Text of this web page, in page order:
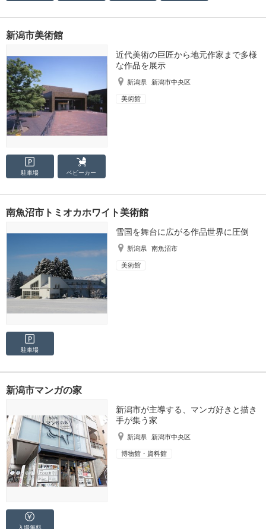
新潟市美術館
近代美術の巨匠から地元作家まで多様
な作品を展示
新潟県 新潟市中央区
美術館
駐車場 ベビーカー
南魚沼市トミオカホワイト美術館
雪国を舞台に広がる作品世界に圧倒
新潟県 南魚沼市
美術館
駐車場
新潟市マンガの家
新潟市が主導する、マンガ好きと描き
手が集う家
新潟県 新潟市中央区
博物館・資料館